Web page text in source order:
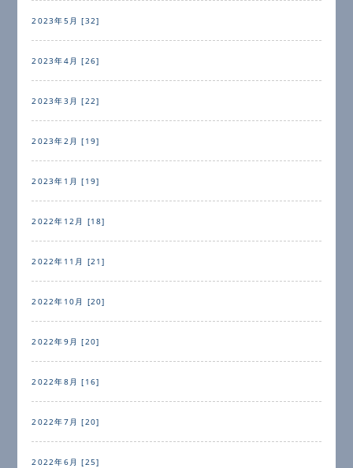
2023年5月 [32]
2023年4月 [26]
2023年3月 [22]
2023年2月 [19]
2023年1月 [19]
2022年12月 [18]
2022年11月 [21]
2022年10月 [20]
2022年9月 [20]
2022年8月 [16]
2022年7月 [20]
2022年6月 [25]